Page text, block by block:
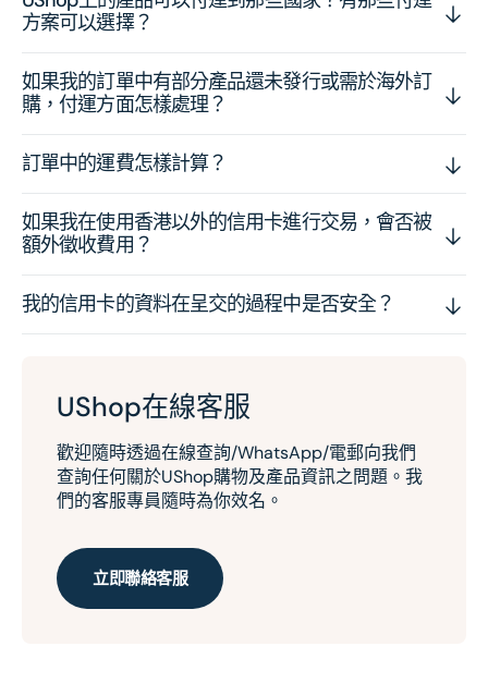
方案可以選擇？
如果我的訂單中有部分產品還未發行或需於海外訂
購，付運方面怎樣處理？
訂單中的運費怎樣計算？
如果我在使用香港以外的信用卡進行交易，會否被
額外徵收費用？
我的信用卡的資料在呈交的過程中是否安全？
UShop在線客服
歡迎隨時透過在線查詢/WhatsApp/電郵向我們
查詢任何關於UShop購物及產品資訊之問題。我
們的客服專員隨時為你效名。
立即聯絡客服